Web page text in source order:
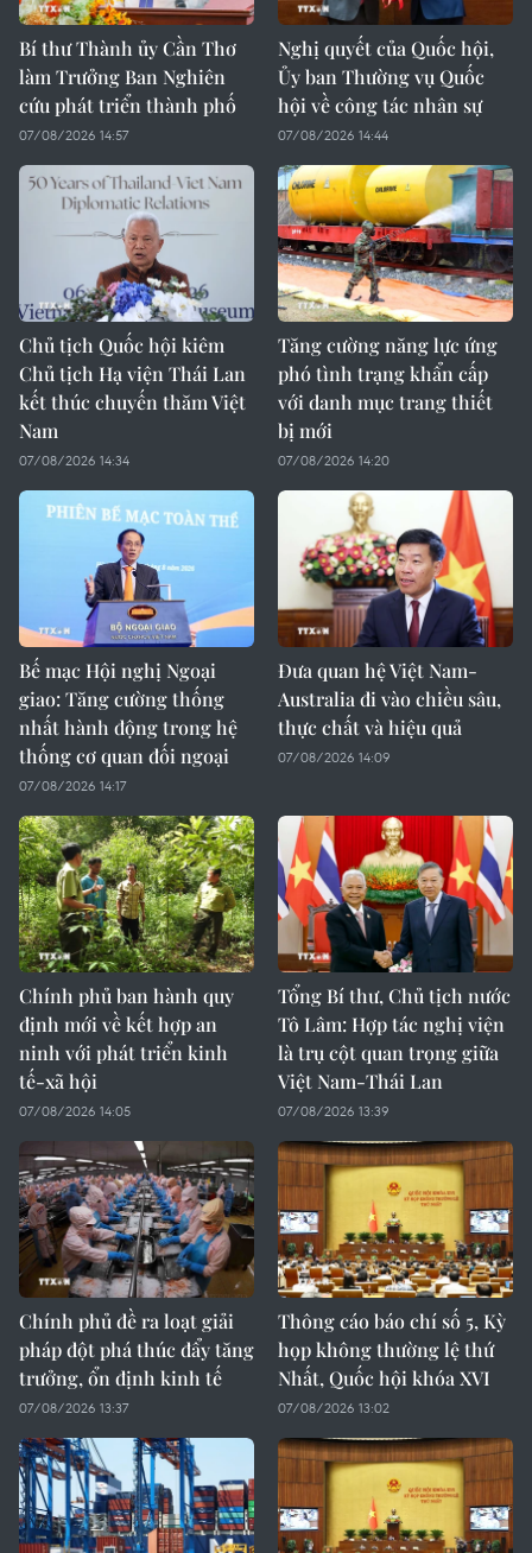
Bí thư Thành ủy Cần Thơ
làm Trưởng Ban Nghiên
cứu phát triển thành phố
07/08/2026 14:57
Nghị quyết của Quốc hội,
Ủy ban Thường vụ Quốc
hội về công tác nhân sự
07/08/2026 14:44
Chủ tịch Quốc hội kiêm
Chủ tịch Hạ viện Thái Lan
kết thúc chuyến thăm Việt
Nam
07/08/2026 14:34
Tăng cường năng lực ứng
phó tình trạng khẩn cấp
với danh mục trang thiết
bị mới
07/08/2026 14:20
Bế mạc Hội nghị Ngoại
giao: Tăng cường thống
nhất hành động trong hệ
thống cơ quan đối ngoại
07/08/2026 14:17
Đưa quan hệ Việt Nam-
Australia đi vào chiều sâu,
thực chất và hiệu quả
07/08/2026 14:09
Chính phủ ban hành quy
định mới về kết hợp an
ninh với phát triển kinh
tế-xã hội
07/08/2026 14:05
Tổng Bí thư, Chủ tịch nước
Tô Lâm: Hợp tác nghị viện
là trụ cột quan trọng giữa
Việt Nam-Thái Lan
07/08/2026 13:39
Chính phủ đề ra loạt giải
pháp đột phá thúc đẩy tăng
trưởng, ổn định kinh tế
07/08/2026 13:37
Thông cáo báo chí số 5, Kỳ
họp không thường lệ thứ
Nhất, Quốc hội khóa XVI
07/08/2026 13:02